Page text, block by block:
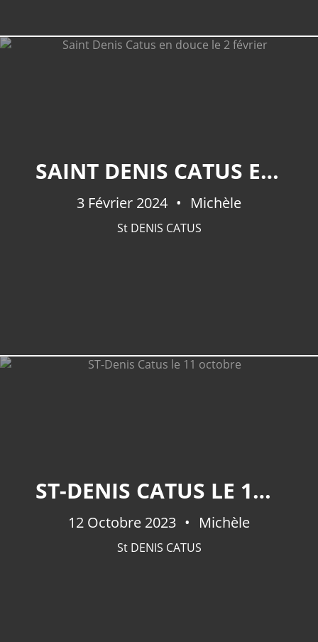
SAINT DENIS CATUS EN DOUCE LE 2 FÉVRIER
3 Février 2024 Michèle
St DENIS CATUS
ST-DENIS CATUS LE 11 OCTOBRE
12 Octobre 2023 Michèle
St DENIS CATUS